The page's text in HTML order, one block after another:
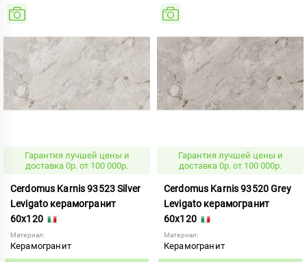
Гарантия лучшей цены и
доставка 0р. от 100 000р.
Cerdomus Karnis 93523 Silver
Levigato керамогранит
60x120
Материал:
Керамогранит
Гарантия лучшей цены и
доставка 0р. от 100 000р.
Cerdomus Karnis 93520 Grey
Levigato керамогранит
60x120
Материал:
Керамогранит